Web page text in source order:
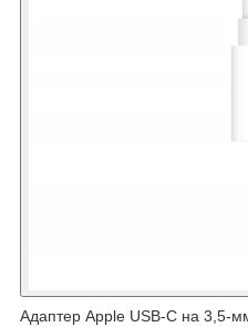
Адаптер Apple USB-C на 3,5-